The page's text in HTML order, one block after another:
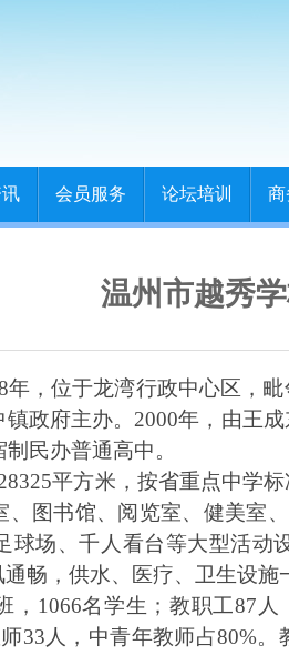
会员服务 论坛培训 商
温州市越秀
年，位于龙湾行政中心区，
政府主办。 2000年，由王
民办普通高中。
平方米，按省重点中学
图书馆、阅览室、健美室
球场、千人看台等大型活动
畅，供水、医疗、卫生设施
， 1066名学生；教职工87 人
33 人，中青年教师占80%。